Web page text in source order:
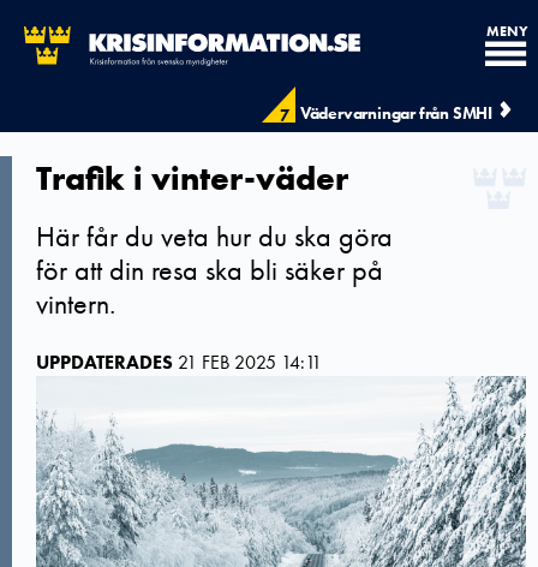
7 Vädervarningar från SMHI
MENY
Trafik i vinter-väder
Här får du veta hur du ska göra
för att din resa ska bli säker på
vintern.
UPPDATERADES 21 FEB 2025 14:11